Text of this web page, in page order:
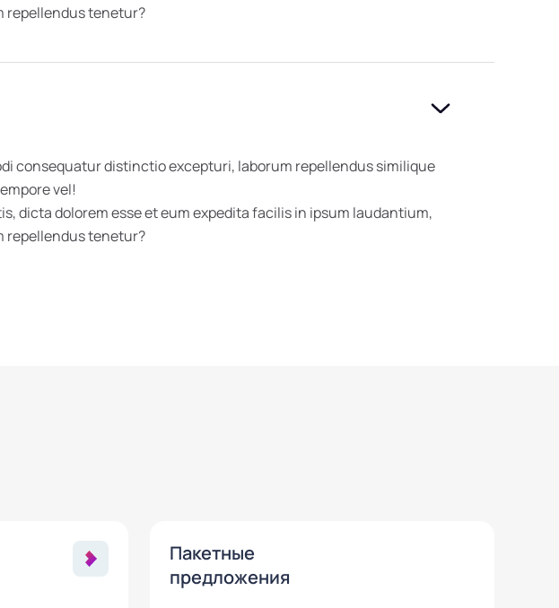
repellendus tenetur?
consequatur distinctio excepturi, laborum repellendus similique
vel!
dicta dolorem esse et eum expedita facilis in ipsum laudantium,
repellendus tenetur?
Пакетные
предложения